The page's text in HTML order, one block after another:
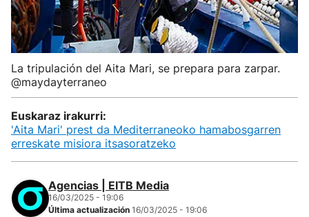
La tripulación del Aita Mari, se prepara para zarpar.
@maydayterraneo
Euskaraz irakurri:
'Aita Mari' prest da Mediterraneoko hamabosgarren
erreskate misiora itsasoratzeko
Agencias | EITB Media
16/03/2025 - 19:06
Última actualización 16/03/2025 - 19:06